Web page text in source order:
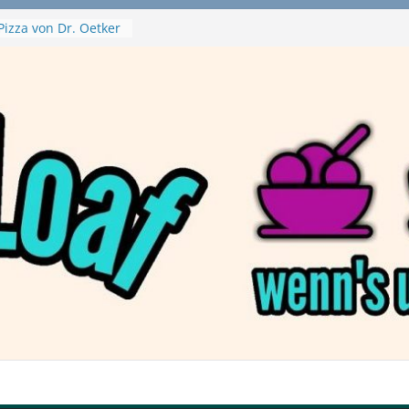
von Dr. Oetker
Nuggets und
wirklich vegan?
Haftbefehl /